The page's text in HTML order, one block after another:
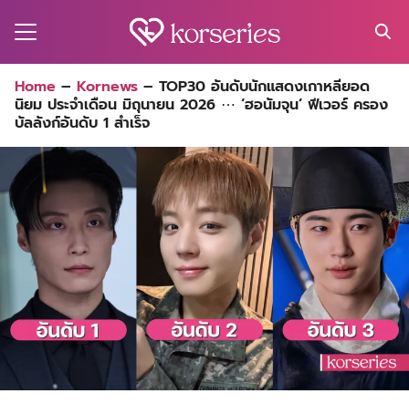
for:
Home – Kornews – TOP30 อันดับนักแสดงเกาหลียอด
นิยม ประจำเดือน มิถุนายน 2026 ⋯ ‘ฮอนัมจุน’ ฟีเวอร์ ครอง
บัลลังก์อันดับ 1 สำเร็จ